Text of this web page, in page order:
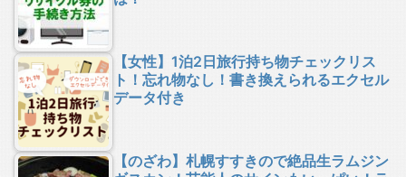
【女性】1泊2日旅行持ち物チェックリス
ト！忘れ物なし！書き換えられるエクセル
データ付き
【のざわ】札幌すすきので絶品生ラムジン